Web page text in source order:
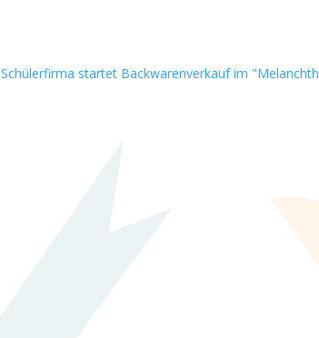
Schülerfirma startet Backwarenverkauf im